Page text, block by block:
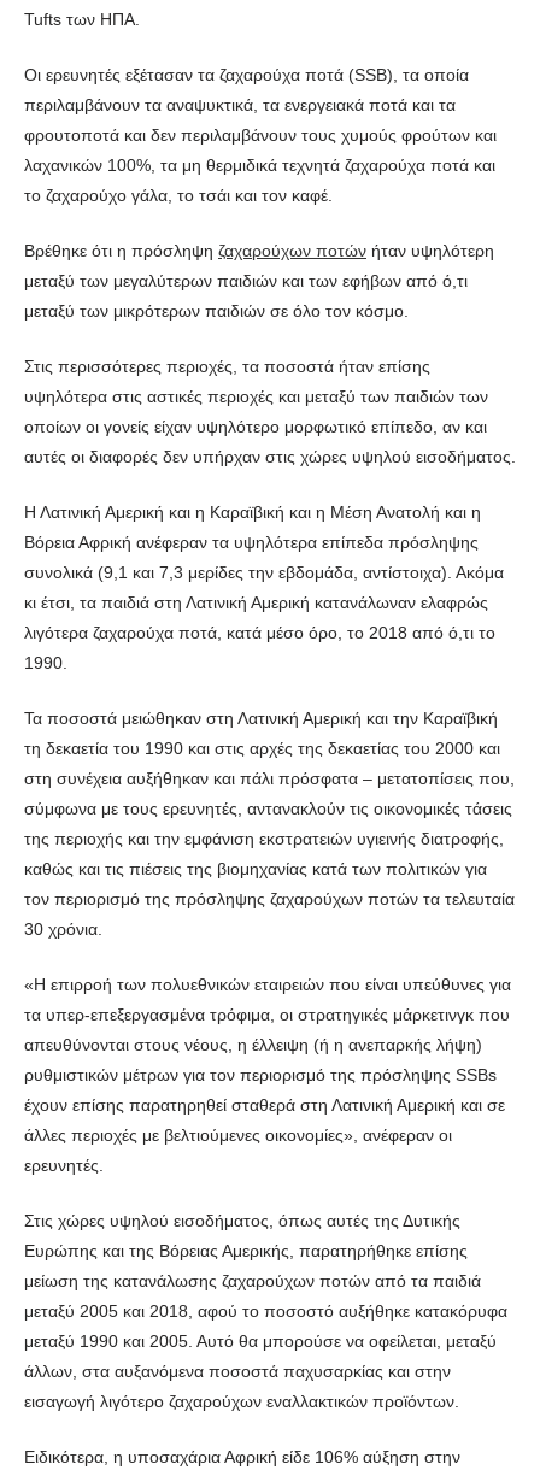
Tufts των ΗΠΑ.
Οι ερευνητές εξέτασαν τα ζαχαρούχα ποτά (SSB), τα οποία
περιλαμβάνουν τα αναψυκτικά, τα ενεργειακά ποτά και τα
φρουτοποτά και δεν περιλαμβάνουν τους χυμούς φρούτων και
λαχανικών 100%, τα μη θερμιδικά τεχνητά ζαχαρούχα ποτά και
το ζαχαρούχο γάλα, το τσάι και τον καφέ.
Βρέθηκε ότι η πρόσληψη ζαχαρούχων ποτών ήταν υψηλότερη
μεταξύ των μεγαλύτερων παιδιών και των εφήβων από ό,τι
μεταξύ των μικρότερων παιδιών σε όλο τον κόσμο.
Στις περισσότερες περιοχές, τα ποσοστά ήταν επίσης
υψηλότερα στις αστικές περιοχές και μεταξύ των παιδιών των
οποίων οι γονείς είχαν υψηλότερο μορφωτικό επίπεδο, αν και
αυτές οι διαφορές δεν υπήρχαν στις χώρες υψηλού εισοδήματος.
Η Λατινική Αμερική και η Καραϊβική και η Μέση Ανατολή και η
Βόρεια Αφρική ανέφεραν τα υψηλότερα επίπεδα πρόσληψης
συνολικά (9,1 και 7,3 μερίδες την εβδομάδα, αντίστοιχα). Ακόμα
κι έτσι, τα παιδιά στη Λατινική Αμερική κατανάλωναν ελαφρώς
λιγότερα ζαχαρούχα ποτά, κατά μέσο όρο, το 2018 από ό,τι το
1990.
Τα ποσοστά μειώθηκαν στη Λατινική Αμερική και την Καραϊβική
τη δεκαετία του 1990 και στις αρχές της δεκαετίας του 2000 και
στη συνέχεια αυξήθηκαν και πάλι πρόσφατα – μετατοπίσεις που,
σύμφωνα με τους ερευνητές, αντανακλούν τις οικονομικές τάσεις
της περιοχής και την εμφάνιση εκστρατειών υγιεινής διατροφής,
καθώς και τις πιέσεις της βιομηχανίας κατά των πολιτικών για
τον περιορισμό της πρόσληψης ζαχαρούχων ποτών τα τελευταία
30 χρόνια.
«Η επιρροή των πολυεθνικών εταιρειών που είναι υπεύθυνες για
τα υπερ-επεξεργασμένα τρόφιμα, οι στρατηγικές μάρκετινγκ που
απευθύνονται στους νέους, η έλλειψη (ή η ανεπαρκής λήψη)
ρυθμιστικών μέτρων για τον περιορισμό της πρόσληψης SSBs
έχουν επίσης παρατηρηθεί σταθερά στη Λατινική Αμερική και σε
άλλες περιοχές με βελτιούμενες οικονομίες», ανέφεραν οι
ερευνητές.
Στις χώρες υψηλού εισοδήματος, όπως αυτές της Δυτικής
Ευρώπης και της Βόρειας Αμερικής, παρατηρήθηκε επίσης
μείωση της κατανάλωσης ζαχαρούχων ποτών από τα παιδιά
μεταξύ 2005 και 2018, αφού το ποσοστό αυξήθηκε κατακόρυφα
μεταξύ 1990 και 2005. Αυτό θα μπορούσε να οφείλεται, μεταξύ
άλλων, στα αυξανόμενα ποσοστά παχυσαρκίας και στην
εισαγωγή λιγότερο ζαχαρούχων εναλλακτικών προϊόντων.
Ειδικότερα, η υποσαχάρια Αφρική είδε 106% αύξηση στην